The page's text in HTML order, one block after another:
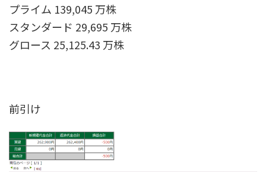
プライム 139,045 万株
スタンダード 29,695 万株
グロース 25,125.43 万株
前引け